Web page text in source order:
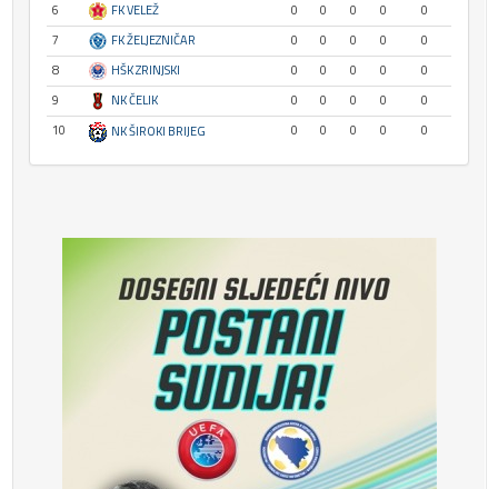
6
FK VELEŽ 0 0 0 0
0
7
FK ŽELJEZNIČAR 0 0 0 0
0
8
HŠK ZRINJSKI 0 0 0 0
0
9
NK ČELIK 0 0 0 0
0
10
NK ŠIROKI BRIJEG 0 0 0 0 0